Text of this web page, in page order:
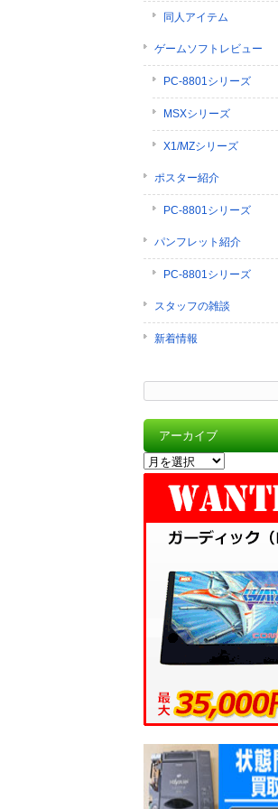
同人アイテム
ゲームソフトレビュー
PC-8801シリーズ
MSXシリーズ
X1/MZシリーズ
ポスター紹介
PC-8801シリーズ
パンフレット紹介
PC-8801シリーズ
スタッフの雑談
新着情報
アーカイブ